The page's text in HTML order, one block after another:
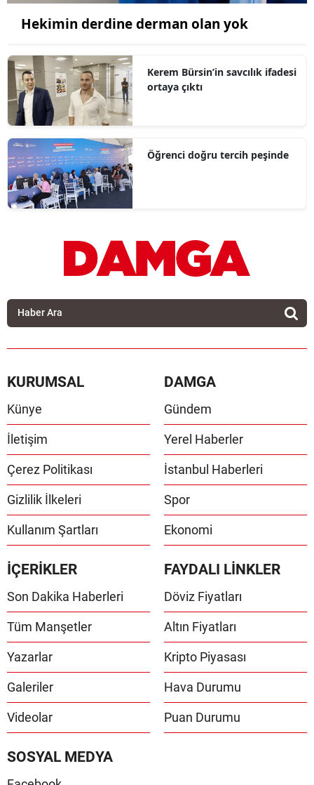
Hekimin derdine derman olan yok
Kerem Bürsin’in savcılık ifadesi
ortaya çıktı
Öğrenci doğru tercih peşinde
KURUMSAL
Künye
İletişim
Çerez Politikası
Gizlilik İlkeleri
Kullanım Şartları
DAMGA
Gündem
Yerel Haberler
İstanbul Haberleri
Spor
Ekonomi
İÇERİKLER
Son Dakika Haberleri
Tüm Manşetler
Yazarlar
Galeriler
Videolar
FAYDALI LİNKLER
Döviz Fiyatları
Altın Fiyatları
Kripto Piyasası
Hava Durumu
Puan Durumu
SOSYAL MEDYA